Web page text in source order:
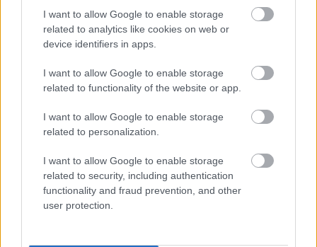
I want to allow Google to enable storage
related to analytics like cookies on web or
device identifiers in apps.
I want to allow Google to enable storage
related to functionality of the website or app.
I want to allow Google to enable storage
related to personalization.
I want to allow Google to enable storage
related to security, including authentication
functionality and fraud prevention, and other
user protection.